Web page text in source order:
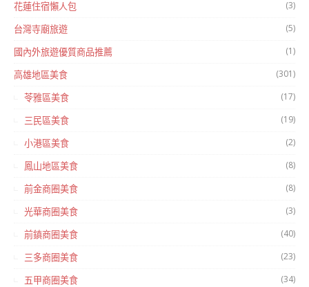
花蓮住宿懶人包 (3)
台灣寺廟旅遊 (5)
國內外旅遊優質商品推薦 (1)
高雄地區美食 (301)
苓雅區美食 (17)
三民區美食 (19)
小港區美食 (2)
鳳山地區美食 (8)
前金商圈美食 (8)
光華商圈美食 (3)
前鎮商圈美食 (40)
三多商圈美食 (23)
五甲商圈美食 (34)